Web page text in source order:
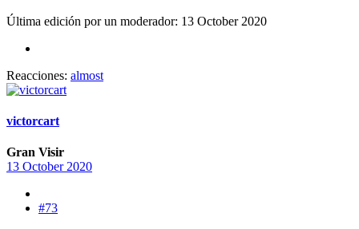
Última edición por un moderador: 13 October 2020
Reacciones: almost
victorcart
Gran Visir
13 October 2020
#73